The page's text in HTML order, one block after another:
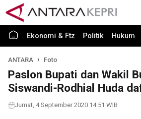
Ekonomi & Ftz Politik Hukum
ANTARA Foto
Paslon Bupati dan Wakil
Siswandi-Rodhial Huda
Jumat, 4 September 2020 14:51 WIB